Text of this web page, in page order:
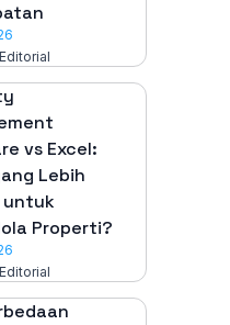
vs Excel:
Lebih
Properti?